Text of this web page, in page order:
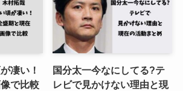
凄い！
で比較
国分太一今なにしてる?テ
レビで見かけない理由と現